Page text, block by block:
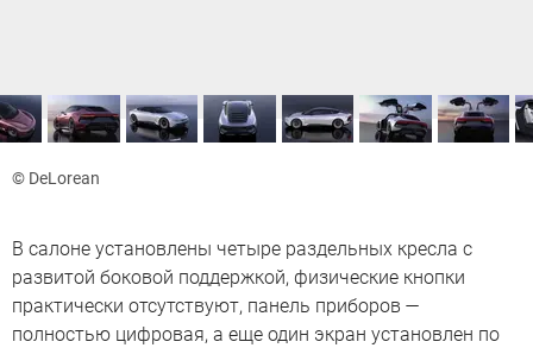
© DeLorean
В салоне установлены четыре раздельных кресла с
развитой боковой поддержкой, физические кнопки
практически отсутствуют, панель приборов —
полностью цифровая, а еще один экран установлен по